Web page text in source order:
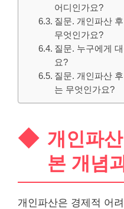
어디인가요?
질문. 개인파산
무엇인가요?
질문. 누구에게
요?
질문. 개인파산
는 무엇인가요?
개인파
본 개념
개인파산은 경제적 어